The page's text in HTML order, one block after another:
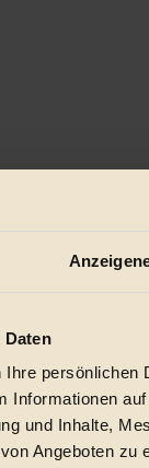
Ihre persönlichen
Informationen
und Inhalte,
Angeboten zu